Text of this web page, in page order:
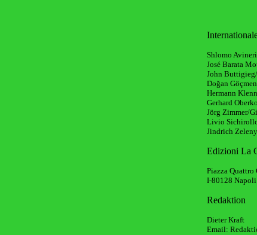
Shlomo
José Barata
John
Doğan
Hermann
Gerhard
Jörg Zimmer/
Livio
Jindrich
Edizioni La
Piazza Quattro
I-80128 Napoli
Redaktion
Dieter Kraft
Email: